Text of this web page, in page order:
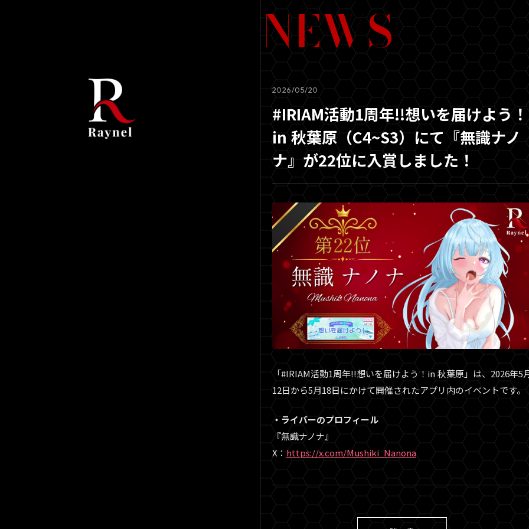
NEWS
2026/05/20
#IRIAM活動1周年!!想いを届けよう！
in 秋葉原（C4~S3）にて『無識ナノ
ナ』が22位に入賞しました！
「#IRIAM活動1周年!!想いを届けよう！in 秋葉原」は、2026年5
12日から5月18日にかけて開催されたアプリ内のイベントです。
・ライバーのプロフィール
『無識ナノナ』
X： https://x.com/Mushiki_Nanona